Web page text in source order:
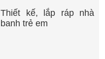
Thiết kế, lắp ráp nhà
banh trẻ em